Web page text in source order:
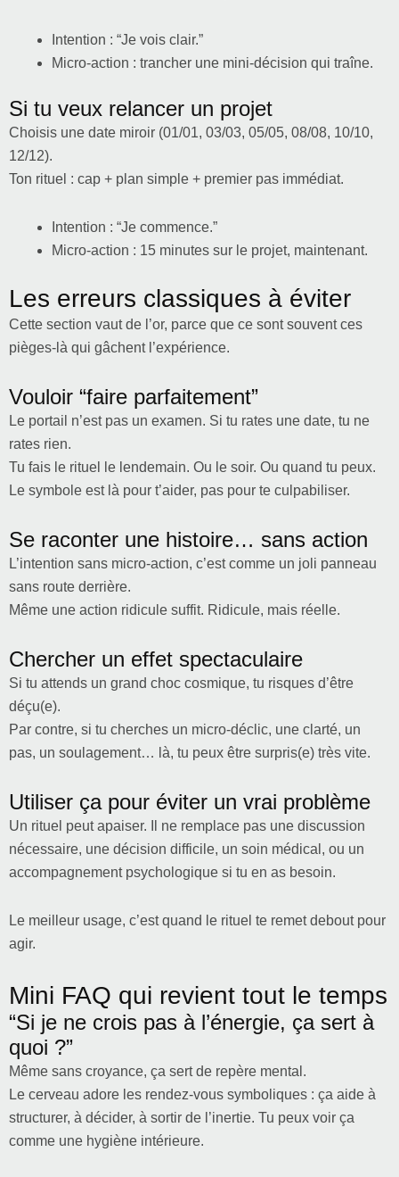
Intention : “Je vois clair.”
Micro-action : trancher une mini-décision qui traîne.
Si tu veux relancer un projet
Choisis une date miroir (01/01, 03/03, 05/05, 08/08, 10/10,
12/12).
Ton rituel : cap + plan simple + premier pas immédiat.
Intention : “Je commence.”
Micro-action : 15 minutes sur le projet, maintenant.
Les erreurs classiques à éviter
Cette section vaut de l’or, parce que ce sont souvent ces
pièges-là qui gâchent l’expérience.
Vouloir “faire parfaitement”
Le portail n’est pas un examen. Si tu rates une date, tu ne
rates rien.
Tu fais le rituel le lendemain. Ou le soir. Ou quand tu peux.
Le symbole est là pour t’aider, pas pour te culpabiliser.
Se raconter une histoire… sans action
L’intention sans micro-action, c’est comme un joli panneau
sans route derrière.
Même une action ridicule suffit. Ridicule, mais réelle.
Chercher un effet spectaculaire
Si tu attends un grand choc cosmique, tu risques d’être
déçu(e).
Par contre, si tu cherches un micro-déclic, une clarté, un
pas, un soulagement… là, tu peux être surpris(e) très vite.
Utiliser ça pour éviter un vrai problème
Un rituel peut apaiser. Il ne remplace pas une discussion
nécessaire, une décision difficile, un soin médical, ou un
accompagnement psychologique si tu en as besoin.
Le meilleur usage, c’est quand le rituel te remet debout pour
agir.
Mini FAQ qui revient tout le temps
“Si je ne crois pas à l’énergie, ça sert à
quoi ?”
Même sans croyance, ça sert de repère mental.
Le cerveau adore les rendez-vous symboliques : ça aide à
structurer, à décider, à sortir de l’inertie. Tu peux voir ça
comme une hygiène intérieure.